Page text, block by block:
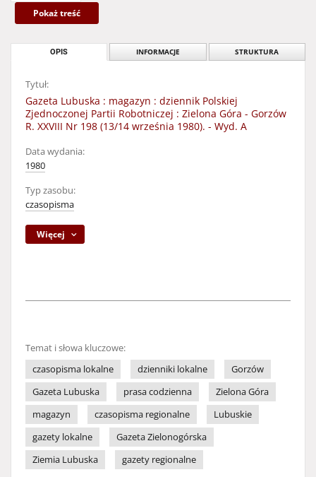
Pokaż treść
OPIS INFORMACJE STRUKTURA
Tytuł:
Gazeta Lubuska : magazyn : dziennik Polskiej
Zjednoczonej Partii Robotniczej : Zielona Góra - Gorzów
R. XXVIII Nr 198 (13/14 września 1980). - Wyd. A
Data wydania:
1980
Typ zasobu:
czasopisma
Więcej
Temat i słowa kluczowe:
czasopisma lokalne
dzienniki lokalne
Gorzów
Gazeta Lubuska
prasa codzienna
Zielona Góra
magazyn
czasopisma regionalne
Lubuskie
gazety lokalne
Gazeta Zielonogórska
Ziemia Lubuska
gazety regionalne